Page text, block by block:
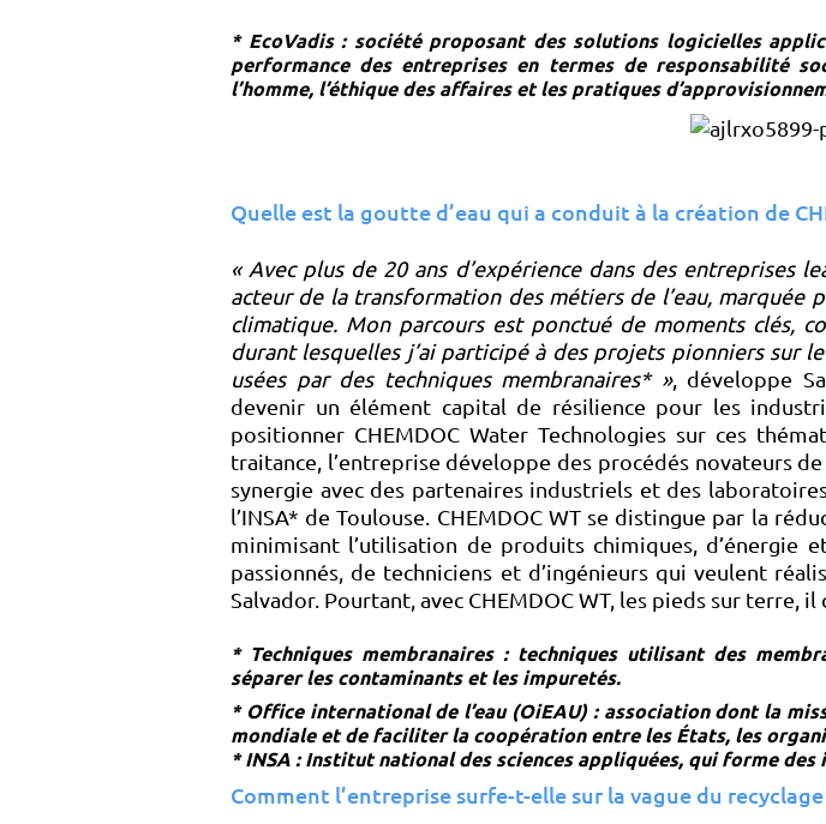
* EcoVadis : société proposant des solutions logicielles
performance des entreprises en termes de responsabilité
l’homme, l’éthique des affaires et les pratiques
Quelle est la goutte d’eau qui a conduit à la création de
« Avec plus de 20 ans d’expérience dans des entreprises
acteur de la transformation des métiers de l’eau, marquée
climatique. Mon parcours est ponctué de moments clés,
durant lesquelles j’ai participé à des projets pionniers sur
usées par des techniques membranaires* », développe
devenir un élément capital de résilience pour les
positionner CHEMDOC Water Technologies sur ces
traitance, l’entreprise développe des procédés novateurs
synergie avec des partenaires industriels et des
l’INSA* de Toulouse. CHEMDOC WT se distingue par la
minimisant l’utilisation de produits chimiques, d’énergie
passionnés, de techniciens et d’ingénieurs qui veulent
Salvador. Pourtant, avec CHEMDOC WT, les pieds sur terre,
* Techniques membranaires : techniques utilisant des
séparer les contaminants et les impuretés.
* Office international de l’eau (OiEAU) : association dont la
mondiale et de faciliter la coopération entre les États, les
* INSA : Institut national des sciences appliquées, qui forme
Comment l’entreprise surfe-t-elle sur la vague du